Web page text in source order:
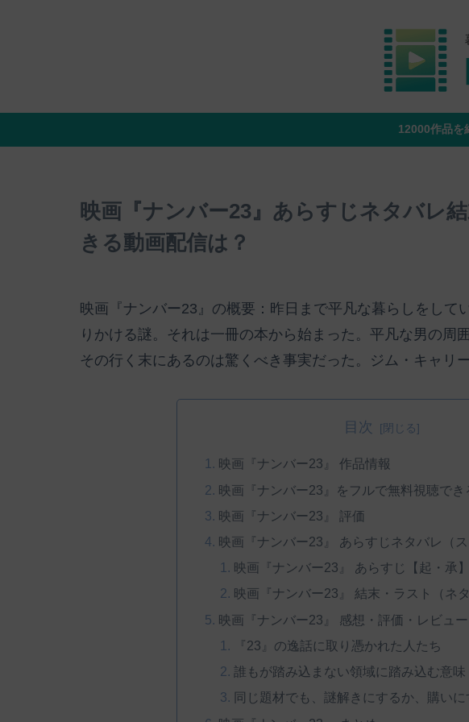
12000作品を
映画『ナンバー23』あらすじネタバレ
きる動画配信は？
映画『ナンバー23』の概要：昨日まで平凡な暮らしをして
りかける謎。それは一冊の本から始まった。平凡な男の周
その行く末にあるのは驚くべき事実だった。ジム・キャリ
目次
映画『ナンバー23』 作品情報
映画『ナンバー23』をフルで無料視聴でき
映画『ナンバー23』 評価
映画『ナンバー23』 あらすじネタバレ（ス
映画『ナンバー23』 あらすじ【起・承】
映画『ナンバー23』 結末・ラスト（ネタ
映画『ナンバー23』 感想・評価・レビュー
『23』の逸話に取り憑かれた人たち
誰もが踏み込まない領域に踏み込む意味
同じ題材でも、謎解きにするか、購い